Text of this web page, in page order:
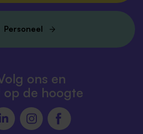
Personeel
ons en
op de hoogte